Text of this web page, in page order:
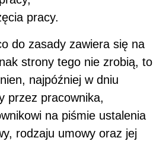
pracy.
do zasady zawiera się na
strony tego nie zrobią, to
najpóźniej w dniu
przez pracownika,
na piśmie ustalenia
rodzaju umowy oraz jej